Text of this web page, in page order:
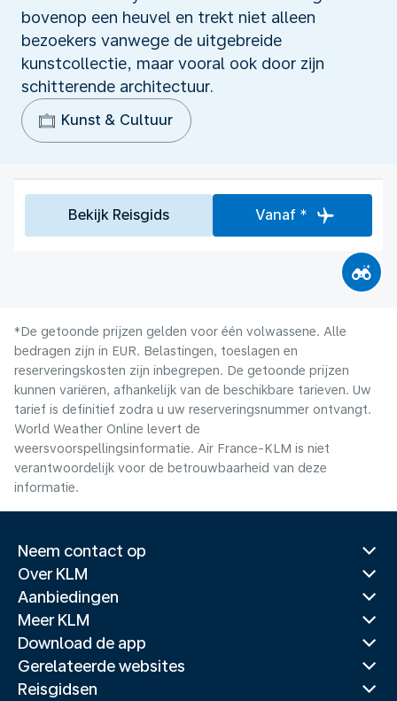
bovenop een heuvel en trekt niet alleen
bezoekers vanwege de uitgebreide
kunstcollectie, maar vooral ook door zijn
schitterende architectuur.
Kunst & Cultuur
Bekijk Reisgids Vanaf *
*De getoonde prijzen gelden voor één volwassene. Alle
bedragen zijn in EUR. Belastingen, toeslagen en
reserveringskosten zijn inbegrepen. De getoonde prijzen
kunnen variëren, afhankelijk van de beschikbare tarieven. Uw
tarief is definitief zodra u uw reserveringsnummer ontvangt.
World Weather Online levert de
weersvoorspellingsinformatie. Air France-KLM is niet
verantwoordelijk voor de betrouwbaarheid van deze
informatie.
Neem contact op
Over KLM
Aanbiedingen
Meer KLM
Download de app
Gerelateerde websites
Reisgidsen